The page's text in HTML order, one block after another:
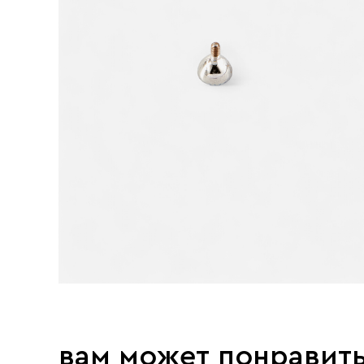
вам может